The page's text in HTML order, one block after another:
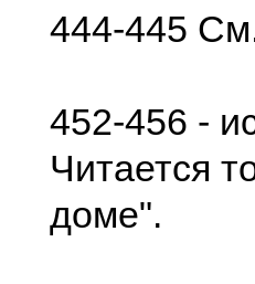
444-445
452-456 -
Читается
доме".